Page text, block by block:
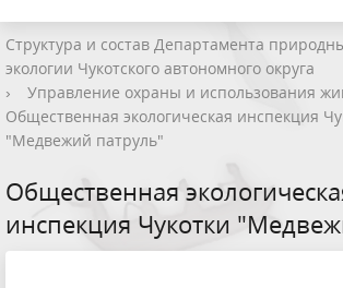
Структура и состав Департамента
экологии Чукотского автономного округа
›
Управление охраны и использования
Общественная экологическая инспекция
"Медвежий патруль"
Общественная
инспекция Чукотки